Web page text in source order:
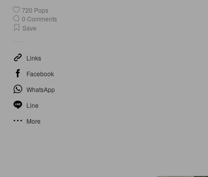
720 Pops
0 Comments
Save
Links
Facebook
WhatsApp
Line
More